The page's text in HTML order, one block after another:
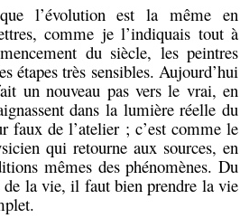
l’évolution est la même en
comme je l’indiquais tout à
du siècle, les peintres
étapes très sensibles. Aujourd’hui
un nouveau pas vers le vrai, en
dans la lumière réelle du
faux de l’atelier ; c’est comme le
qui retourne aux sources, en
mêmes des phénomènes. Du
de la vie, il faut bien prendre la vie